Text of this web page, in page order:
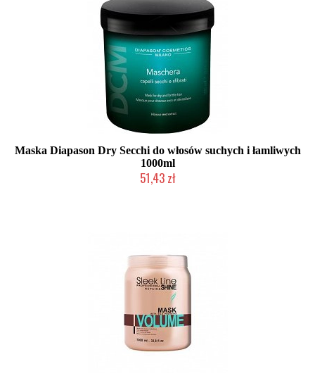
Maska Diapason Dry Secchi do włosów suchych i łamliwych
1000ml
51,43 zł